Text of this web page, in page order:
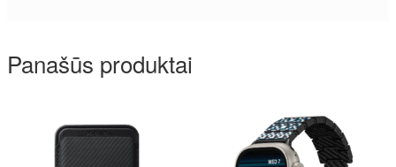
Panašūs produktai